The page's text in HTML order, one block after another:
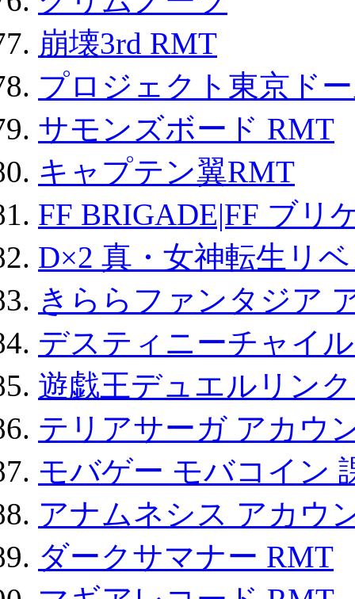
崩壊3rd RMT
プロジェクト東京ド
サモンズボード RMT
キャプテン翼RMT
FF BRIGADE|FF ブリ
D×2 真・女神転生リ
きららファンタジア
デスティニーチャイ
遊戯王デュエルリン
テリアサーガ アカウ
モバゲー モバコイン
アナムネシス アカウ
ダークサマナー RMT